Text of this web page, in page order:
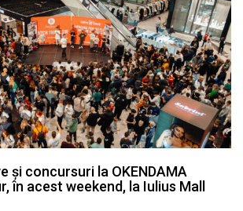
și concursuri la OKENDAMA
în acest weekend, la Iulius Mall